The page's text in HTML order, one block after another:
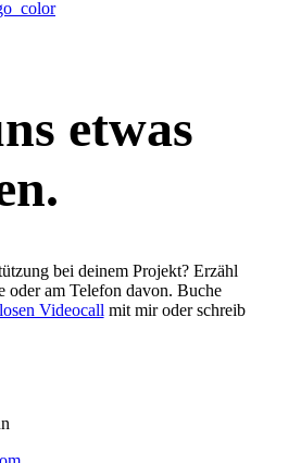
etwas
bei deinem Projekt? Erzähl
oder am Telefon davon. Buche
Videocall mit mir oder schreib